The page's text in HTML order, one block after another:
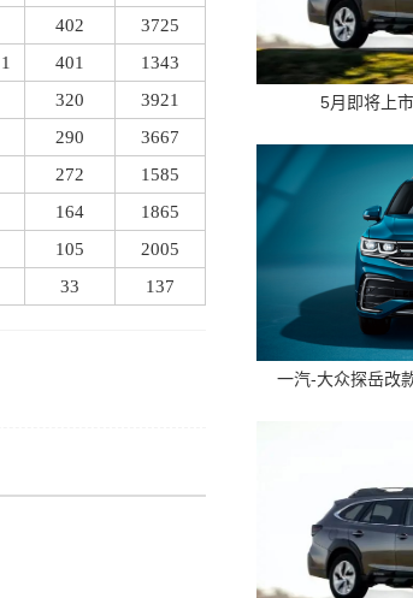
402
3725
401
1343
320
3921
290
3667
272
1585
164
1865
105
2005
33 137
5月即将上
一汽-大众探岳改